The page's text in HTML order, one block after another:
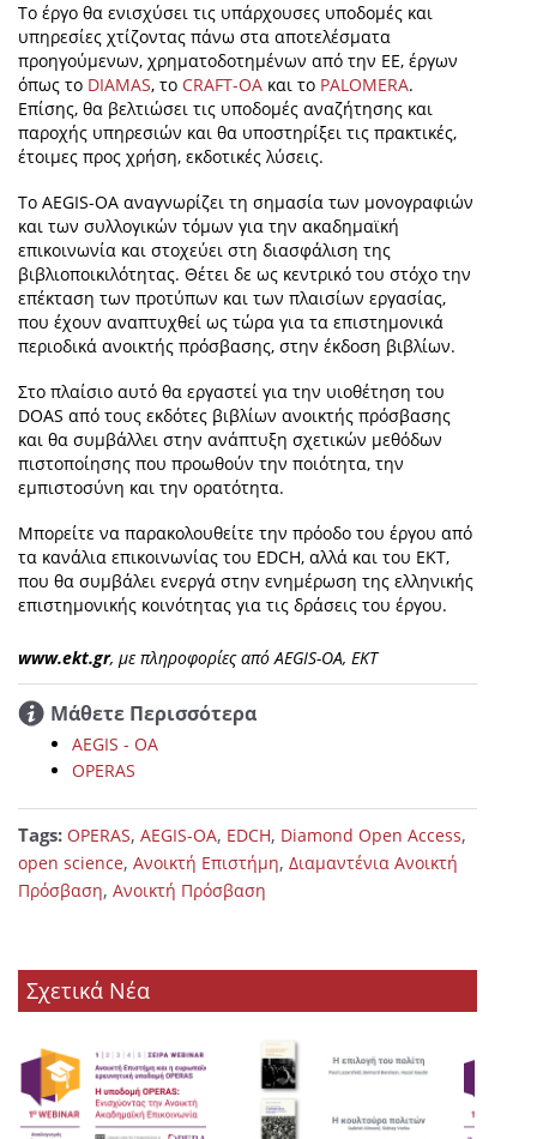
Το έργο θα ενισχύσει τις υπάρχουσες υποδομές και
υπηρεσίες χτίζοντας πάνω στα αποτελέσματα
προηγούμενων, χρηματοδοτημένων από την ΕΕ, έργων
όπως το DIAMAS, το CRAFT-OA και το PALOMERA.
Επίσης, θα βελτιώσει τις υποδομές αναζήτησης και
παροχής υπηρεσιών και θα υποστηρίξει τις πρακτικές,
έτοιμες προς χρήση, εκδοτικές λύσεις.
Το AEGIS-OA αναγνωρίζει τη σημασία των μονογραφιών
και των συλλογικών τόμων για την ακαδημαϊκή
επικοινωνία και στοχεύει στη διασφάλιση της
βιβλιοποικιλότητας. Θέτει δε ως κεντρικό του στόχο την
επέκταση των προτύπων και των πλαισίων εργασίας,
που έχουν αναπτυχθεί ως τώρα για τα επιστημονικά
περιοδικά ανοικτής πρόσβασης, στην έκδοση βιβλίων.
Στο πλαίσιο αυτό θα εργαστεί για την υιοθέτηση του
DOAS από τους εκδότες βιβλίων ανοικτής πρόσβασης
και θα συμβάλλει στην ανάπτυξη σχετικών μεθόδων
πιστοποίησης που προωθούν την ποιότητα, την
εμπιστοσύνη και την ορατότητα.
Μπορείτε να παρακολουθείτε την πρόοδο του έργου από
τα κανάλια επικοινωνίας του EDCH, αλλά και του ΕΚΤ,
που θα συμβάλει ενεργά στην ενημέρωση της ελληνικής
επιστημονικής κοινότητας για τις δράσεις του έργου.
www.ekt.gr, με πληροφορίες από AEGIS-OA, EKT
Μάθετε Περισσότερα
AEGIS - OA
OPERAS
Tags: OPERAS, AEGIS-OA, EDCH, Diamond Open Access,
open science, Ανοικτή Επιστήμη, Διαμαντένια Ανοικτή
Πρόσβαση, Ανοικτή Πρόσβαση
Σχετικά Νέα